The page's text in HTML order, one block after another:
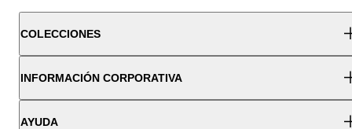
COLECCIONES
INFORMACIÓN CORPORATIVA
AYUDA